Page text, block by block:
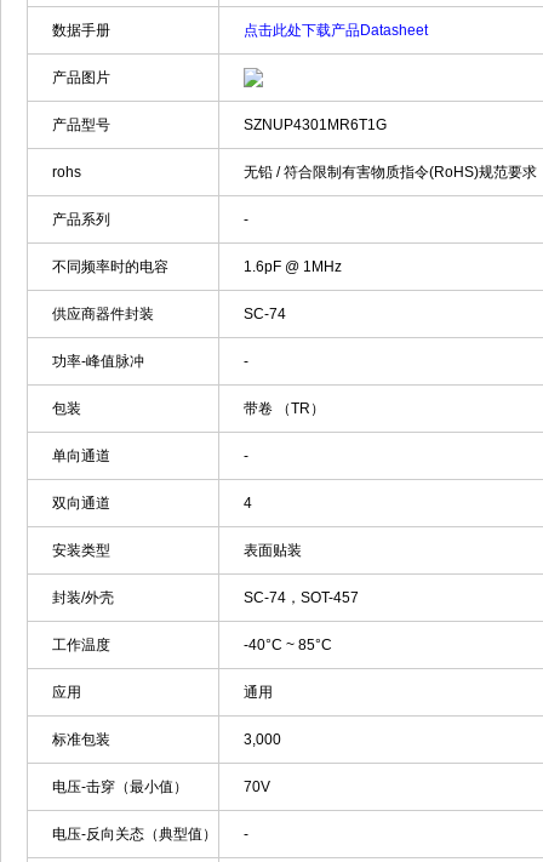
数据手册 点击此处下载产品Datasheet
产品图片
产品型号 SZNUP4301MR6T1G
rohs 无铅 / 符合限制有害物质指令(RoHS)规范要求
产品系列 -
不同频率时的电容 1.6pF @ 1MHz
供应商器件封装 SC-74
功率-峰值脉冲 -
包装 带卷 （TR）
单向通道 -
双向通道 4
安装类型 表面贴装
封装/外壳 SC-74，SOT-457
工作温度 -40°C ~ 85°C
应用 通用
标准包装 3,000
电压-击穿（最小值） 70V
电压-反向关态（典型值） -